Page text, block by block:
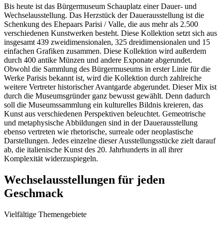
Bis heute ist das Bürgermuseum Schauplatz einer Dauer- und
Wechselausstellung. Das Herzstück der Dauerausstellung ist die
Schenkung des Ehepaars Parisi / Valle, die aus mehr als 2.500
verschiedenen Kunstwerken besteht. Diese Kollektion setzt sich aus
insgesamt 439 zweidimensionalen, 325 dreidimensionalen und 15
einfachen Grafiken zusammen. Diese Kollektion wird außerdem
durch 400 antike Münzen und andere Exponate abgerundet.
Obwohl die Sammlung des Bürgermuseums in erster Linie für die
Werke Parisis bekannt ist, wird die Kollektion durch zahlreiche
weitere Vertreter historischer Avantgarde abgerundet. Dieser Mix ist
durch die Museumsgründer ganz bewusst gewählt. Denn dadurch
soll die Museumssammlung ein kulturelles Bildnis kreieren, das
Kunst aus verschiedenen Perspektiven beleuchtet. Gemeotrische
und metaphysische Abbildungen sind in der Dauerausstellung
ebenso vertreten wie rhetorische, surreale oder neoplastische
Darstellungen. Jedes einzelne dieser Ausstellungsstücke zielt darauf
ab, die italienische Kunst des 20. Jahrhunderts in all ihrer
Komplexität widerzuspiegeln.
Wechselausstellungen für jeden
Geschmack
Vielfältige Themengebiete